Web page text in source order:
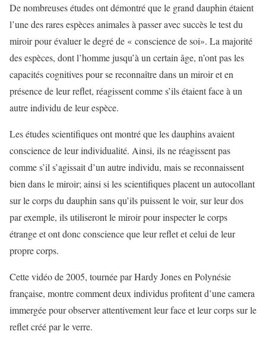
De nombreuses études ont démontré que le grand dauphin étaient
l’une des rares espèces animales à passer avec succès le test du
miroir pour évaluer le degré de « conscience de soi». La majorité
des espèces, dont l’homme jusqu’à un certain âge, n’ont pas les
capacités cognitives pour se reconnaître dans un miroir et en
présence de leur reflet, réagissent comme s’ils étaient face à un
autre individu de leur espèce.
Les études scientifiques ont montré que les dauphins avaient
conscience de leur individualité. Ainsi, ils ne réagissent pas
comme s’il s’agissait d’un autre individu, mais se reconnaissent
bien dans le miroir; ainsi si les scientifiques placent un autocollant
sur le corps du dauphin sans qu’ils puissent le voir, sur leur dos
par exemple, ils utiliseront le miroir pour inspecter le corps
étrange et ont donc conscience que leur reflet et celui de leur
propre corps.
Cette vidéo de 2005, tournée par Hardy Jones en Polynésie
française, montre comment deux individus profitent d’une camera
immergée pour observer attentivement leur face et leur corps sur le
reflet créé par le verre.